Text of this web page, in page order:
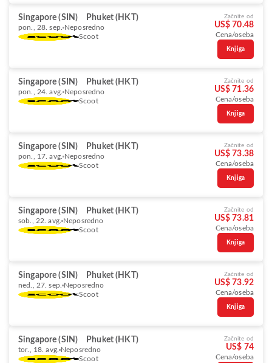
Singapore (SIN) Phuket (HKT)
pon., 28. sep. Neposredno
Scoot
Začnite od
US$ 70.48
Cena/oseba
Knjiga
Singapore (SIN) Phuket (HKT)
pon., 24. avg. Neposredno
Scoot
Začnite od
US$ 71.36
Cena/oseba
Knjiga
Singapore (SIN) Phuket (HKT)
pon., 17. avg. Neposredno
Scoot
Začnite od
US$ 73.38
Cena/oseba
Knjiga
Singapore (SIN) Phuket (HKT)
sob., 22. avg. Neposredno
Scoot
Začnite od
US$ 73.81
Cena/oseba
Knjiga
Singapore (SIN) Phuket (HKT)
ned., 27. sep. Neposredno
Scoot
Začnite od
US$ 73.92
Cena/oseba
Knjiga
Singapore (SIN) Phuket (HKT)
tor., 18. avg. Neposredno
Scoot
Začnite od
US$ 74
Cena/oseba